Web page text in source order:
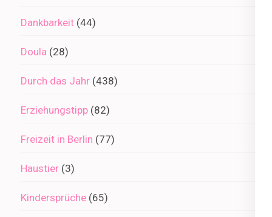
Dankbarkeit (44)
Doula (28)
Durch das Jahr (438)
Erziehungstipp (82)
Freizeit in Berlin (77)
Haustier (3)
Kindersprüche (65)